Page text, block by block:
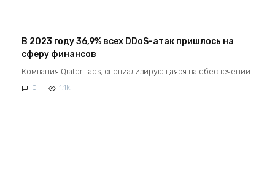
В 2023 году 36,9% всех DDoS-атак пришлось на
сферу финансов
Компания Qrator Labs, специализирующаяся на обеспечении
0 1.1k.